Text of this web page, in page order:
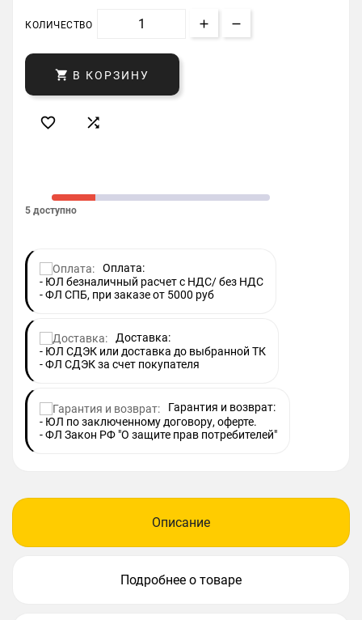
КОЛИЧЕСТВО
 В КОРЗИНУ
 
5 доступно
Оплата:
- ЮЛ безналичный расчет с НДС/ без НДС
- ФЛ СПБ, при заказе от 5000 руб
Доставка:
- ЮЛ СДЭК или доставка до выбранной ТК
- ФЛ СДЭК за счет покупателя
Гарантия и возврат:
- ЮЛ по заключенному договору, оферте.
- ФЛ Закон РФ "О защите прав потребителей"
Описание
Подробнее о товаре